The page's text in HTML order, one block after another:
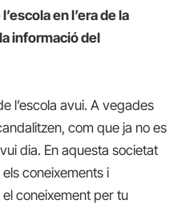
en l’era de la
informació del
l’escola avui. A vegades
com que ja no es
dia. En aquesta societat
coneixements i
coneixement per tu